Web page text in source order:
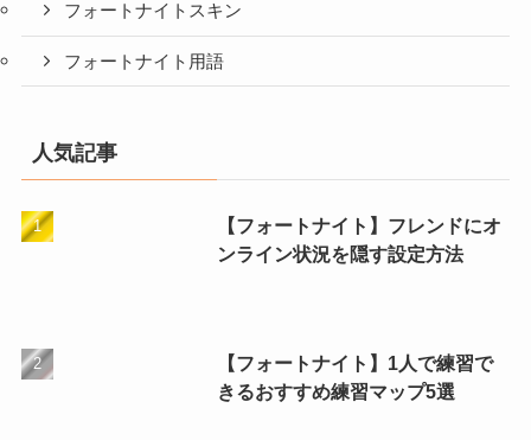
フォートナイトスキン
フォートナイト用語
人気記事
【フォートナイト】フレンドにオ
ンライン状況を隠す設定方法
【フォートナイト】1人で練習で
きるおすすめ練習マップ5選